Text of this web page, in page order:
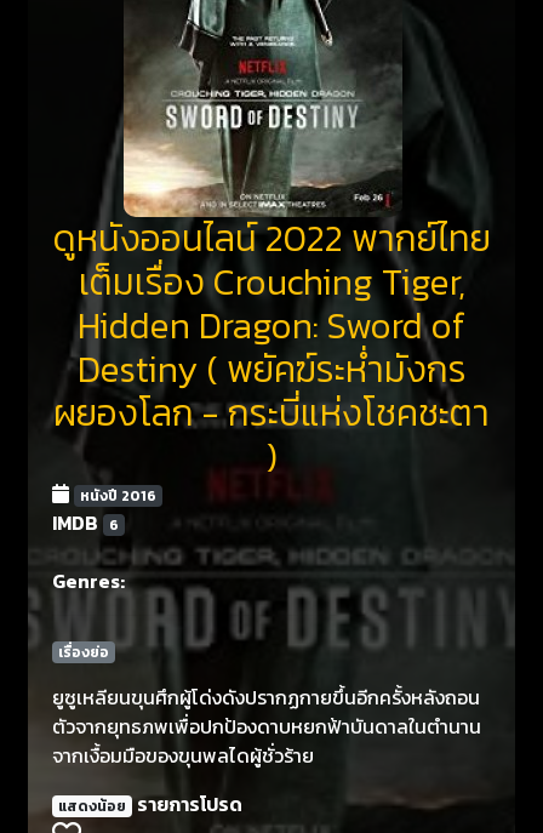
ดูหนังออนไลน์ 2022 พากย์ไทย
เต็มเรื่อง Crouching Tiger,
Hidden Dragon: Sword of
Destiny ( พยัคฆ์ระห่ำมังกร
ผยองโลก - กระบี่แห่งโชคชะตา
)
หนังปี 2016
IMDB 6
Genres:
เรื่องย่อ
ยูซูเหลียนขุนศึกผู้โด่งดังปรากฏกายขึ้นอีกครั้งหลังถอน
ตัวจากยุทธภพเพื่อปกป้องดาบหยกฟ้าบันดาลในตำนาน
จากเงื้อมมือของขุนพลไดผู้ชั่วร้าย
แสดงน้อย รายการโปรด